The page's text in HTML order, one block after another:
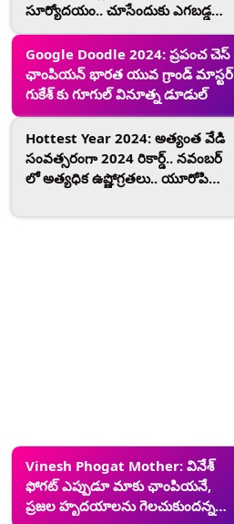
సూర్యోదయం.. చూసేందుకు ఎగబడ్డ
జనం.. మీరూ ఆ వీడియోలు చూడండి..
Google Doodle 2024: ప్రపంచ చెస్
ఛాంపియన్‌ భారత యువ గ్రాండ్ మాస్టర్
గుకేశ్ కు గూగుల్ వినూత్న డూడుల్
Hottest Year 2024: అత్యంత వేడి
సంవత్సరంగా 2024 రికార్డ్.. నవంబర్‌
లో అత్యధిక ఉష్ణోగ్రతలు.. యూరోపియన్‌
Vinesh Phogat Mother: వినేశ్
ఫోగట్ ఎప్పుడూ మాకు ఛాంపియనే,
ప్రజల హృదయాలను గెలచుకుందన్న